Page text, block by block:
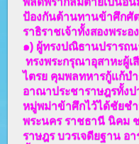
ป้องกันต้านทานข้าศึกศั
ราธิราชเจ้าทั้งสองพระอ
๑) ผู้ทรงปณิธานปรารถ
ทรงพระกรุณาอุสาหะผู้
ไตรย คุมพลทหารกู้แก้บ
อาณาประชาราษฎรทั้ง
หมู่พม่าข้าศึกไว้ได้ชัยช
พระนคร ราชธานี นิคม
ราษฎร บวรเจดียฐาน อ